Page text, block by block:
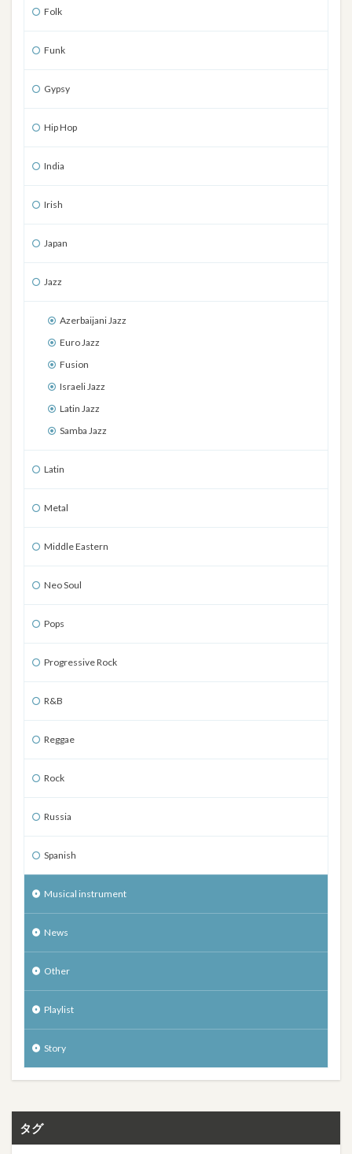
Folk
Funk
Gypsy
Hip Hop
India
Irish
Japan
Jazz
Azerbaijani Jazz
Euro Jazz
Fusion
Israeli Jazz
Latin Jazz
Samba Jazz
Latin
Metal
Middle Eastern
Neo Soul
Pops
Progressive Rock
R&B
Reggae
Rock
Russia
Spanish
Musical instrument
News
Other
Playlist
Story
タグ